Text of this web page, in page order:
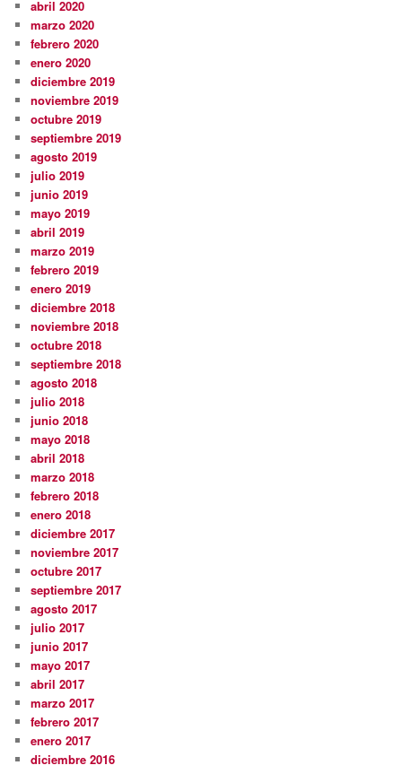
abril 2020
marzo 2020
febrero 2020
enero 2020
diciembre 2019
noviembre 2019
octubre 2019
septiembre 2019
agosto 2019
julio 2019
junio 2019
mayo 2019
abril 2019
marzo 2019
febrero 2019
enero 2019
diciembre 2018
noviembre 2018
octubre 2018
septiembre 2018
agosto 2018
julio 2018
junio 2018
mayo 2018
abril 2018
marzo 2018
febrero 2018
enero 2018
diciembre 2017
noviembre 2017
octubre 2017
septiembre 2017
agosto 2017
julio 2017
junio 2017
mayo 2017
abril 2017
marzo 2017
febrero 2017
enero 2017
diciembre 2016